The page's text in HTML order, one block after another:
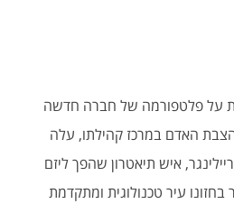
על פלטפורמה של חברה חדשה
האדם במרכז קהילתו, עלה
דריילינגר, איש תיאטרון שהפך ליזם
בחזונו עיר טכנולוגית ומתקדמת